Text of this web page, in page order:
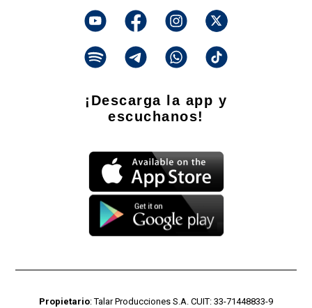
¡Descarga la app y
escuchanos!
Propietario: Talar Producciones S.A. CUIT: 33-71448833-9